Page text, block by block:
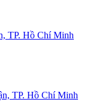
TP. Hồ Chí Minh
TP. Hồ Chí Minh